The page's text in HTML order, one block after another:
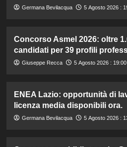
Germana Bevilacqua 5 Agosto 2026 :
Concorso Asmel 2026: oltre
candidati per 39 profili
Giuseppe Recca 5 Agosto 2026 : 19:00
ENEA Lazio: opportunità di
licenza media disponibili ora.
Germana Bevilacqua 5 Agosto 2026 :